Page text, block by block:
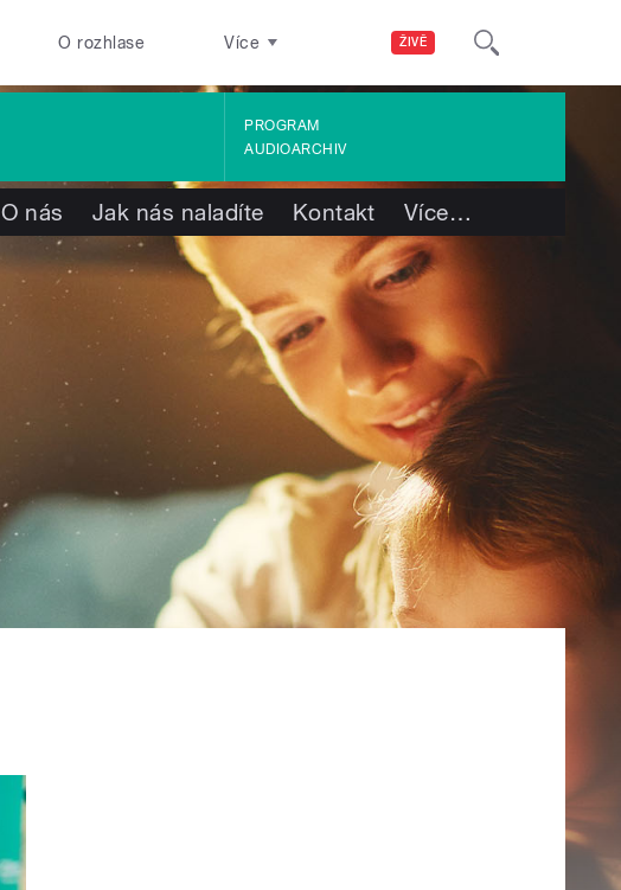
ŽIVĚ
O rozhlase Více
PROGRAM
AUDIOARCHIV
O nás Jak nás naladíte Kontakt Více…